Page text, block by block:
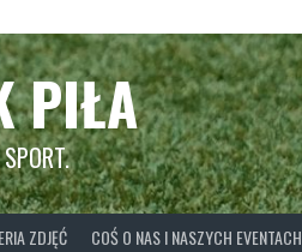
PIŁA
ZDJĘĆ COŚ O NAS I NASZYCH EVENTACH